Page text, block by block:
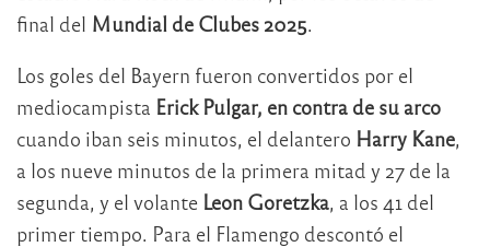
final del Mundial de Clubes 2025.
Los goles del Bayern fueron convertidos por el
mediocampista Erick Pulgar, en contra de su arco
cuando iban seis minutos, el delantero Harry Kane,
a los nueve minutos de la primera mitad y 27 de la
segunda, y el volante Leon Goretzka, a los 41 del
primer tiempo. Para el Flamengo descontó el